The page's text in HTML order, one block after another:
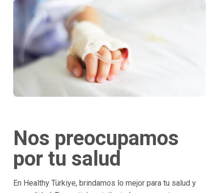
Nos preocupamos
por tu salud
En Healthy Türkiye, brindamos lo mejor para tu salud y